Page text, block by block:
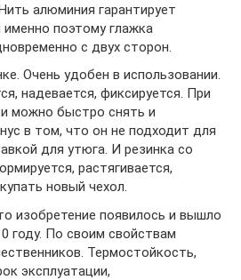
алюминия гарантирует
именно поэтому глажка
с двух сторон.
Очень удобен в использовании.
надевается, фиксируется. При
можно быстро снять и
в том, что он не подходит для
для утюга. И резинка со
растягивается,
новый чехол.
изобретение появилось и вышло
году. По своим свойствам
Термостойкость,
эксплуатации,